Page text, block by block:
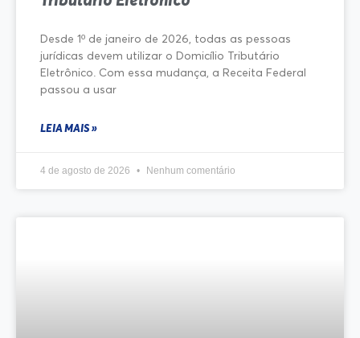
Desde 1º de janeiro de 2026, todas as pessoas
jurídicas devem utilizar o Domicílio Tributário
Eletrônico. Com essa mudança, a Receita Federal
passou a usar
LEIA MAIS »
4 de agosto de 2026 Nenhum comentário